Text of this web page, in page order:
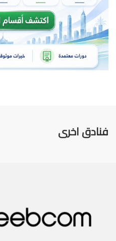
فنادق اخرى